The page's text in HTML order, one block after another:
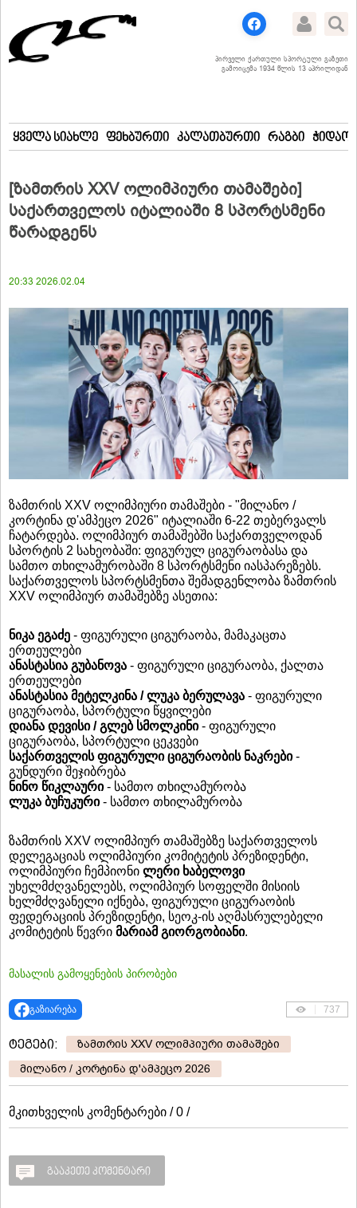
პირველი ქართული სპორტული გაზეთი
გამოიცემა 1934 წლის 13 აპრილიდან
ყველა სიახლე ფეხბურთი კალათბურთი რაგბი
[ზამთრის XXV ოლიმპიური თამაშები]
საქართველოს იტალიაში 8 სპორტსმენი
წარადგენს
20:33 2026.02.04
ზამთრის XXV ოლიმპიური თამაშები - "მილანო /
კორტინა დ'ამპეცო 2026" იტალიაში 6-22 თებერვალს
ჩატარდება. ოლიმპიურ თამაშებში საქართველოდან
სპორტის 2 სახეობაში: ფიგურულ ციგურაობასა და
სამთო თხილამურობაში 8 სპორტსმენი იასპარეზებს.
საქართველოს სპორტსმენთა შემადგენლობა ზამთრის
XXV ოლიმპიურ თამაშებზე ასეთია:
ნიკა ეგაძე - ფიგურული ციგურაობა, მამაკაცთა
ერთეულები
ანასტასია გუბანოვა - ფიგურული ციგურაობა, ქალთა
ერთეულები
ანასტასია მეტელკინა / ლუკა ბერულავა - ფიგურული
ციგურაობა, სპორტული წყვილები
დიანა დევისი / გლებ სმოლკინი- ფიგურული
ციგურაობა, სპორტული ცეკვები
საქართველის ფიგურული ციგურაობის ნაკრები-
გუნდური შეჯიბრება
ნინო წიკლაური- სამთო თხილამურობა
ლუკა ბუჩუკური- სამთო თხილამურობა
ზამთრის XXV ოლიმპიურ თამაშებზე საქართველოს
დელეგაციას ოლიმპიური კომიტეტის პრეზიდენტი,
ოლიმპიური ჩემპიონი ლერი ხაბელოვი
უხელმძღვანელებს, ოლიმპიურ სოფელში მისიის
ხელმძღვანელი იქნება, ფიგურული ციგურაობის
ფედერაციის პრეზიდენტი, სეოკ-ის აღმასრულებელი
კომიტეტის წევრი მარიამ გიორგობიანი.
მასალის გამოყენების პირობები
გაზიარება 737
ტეგები:
ზამთრის XXV ოლიმპიური თამაშები
მილანო / კორტინა დ'ამპეცო 2026
მკითხველის კომენტარები / 0 /
გააკეთე კომენტარი